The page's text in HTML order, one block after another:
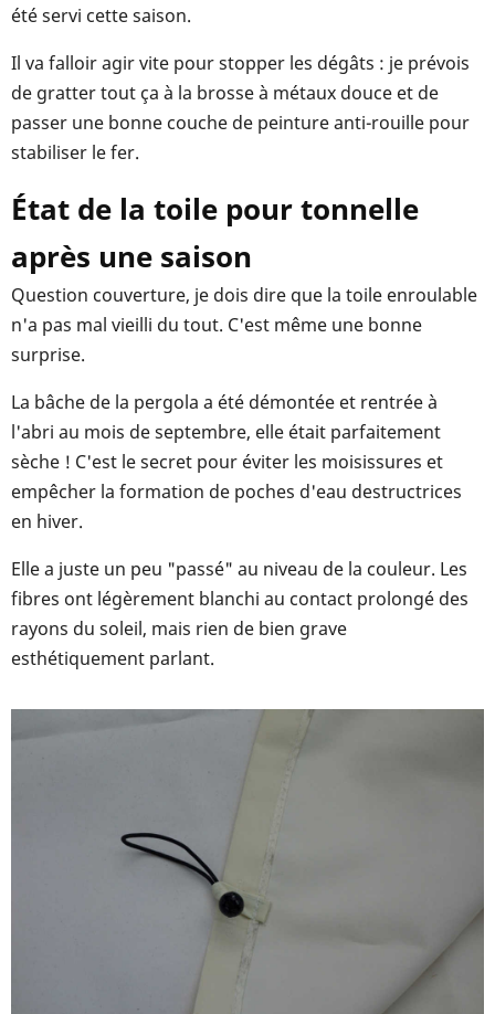
été servi cette saison.
Il va falloir agir vite pour stopper les dégâts : je prévois
de gratter tout ça à la brosse à métaux douce et de
passer une bonne couche de peinture anti-rouille pour
stabiliser le fer.
État de la toile pour tonnelle
après une saison
Question couverture, je dois dire que la toile enroulable
n'a pas mal vieilli du tout. C'est même une bonne
surprise.
La bâche de la pergola a été démontée et rentrée à
l'abri au mois de septembre, elle était parfaitement
sèche ! C'est le secret pour éviter les moisissures et
empêcher la formation de poches d'eau destructrices
en hiver.
Elle a juste un peu "passé" au niveau de la couleur. Les
fibres ont légèrement blanchi au contact prolongé des
rayons du soleil, mais rien de bien grave
esthétiquement parlant.